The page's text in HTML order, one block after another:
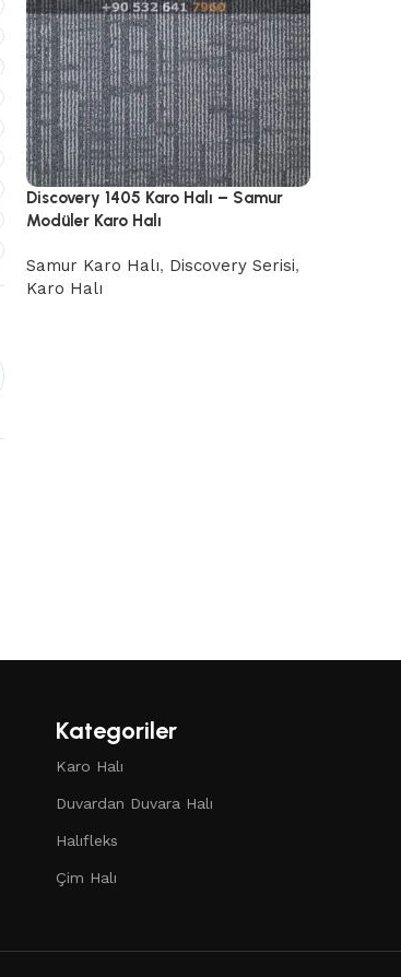
Discovery 1405 Karo Halı – Samur
Modüler Karo Halı
Samur Karo Halı, Discovery Serisi,
Karo Halı
Kategoriler
Karo Halı
Duvardan Duvara Halı
Halıfleks
Çim Halı